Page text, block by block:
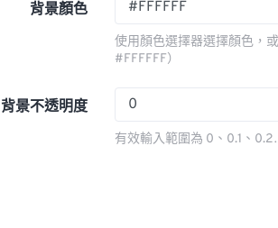
背景顏色
使用顏色選擇器選擇顏色，
#FFFFFF）
背景不透明度
有效輸入範圍為 0、0.1、